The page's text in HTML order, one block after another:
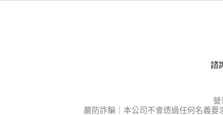
諮
營
嚴防詐騙｜本公司不會透過任何名義